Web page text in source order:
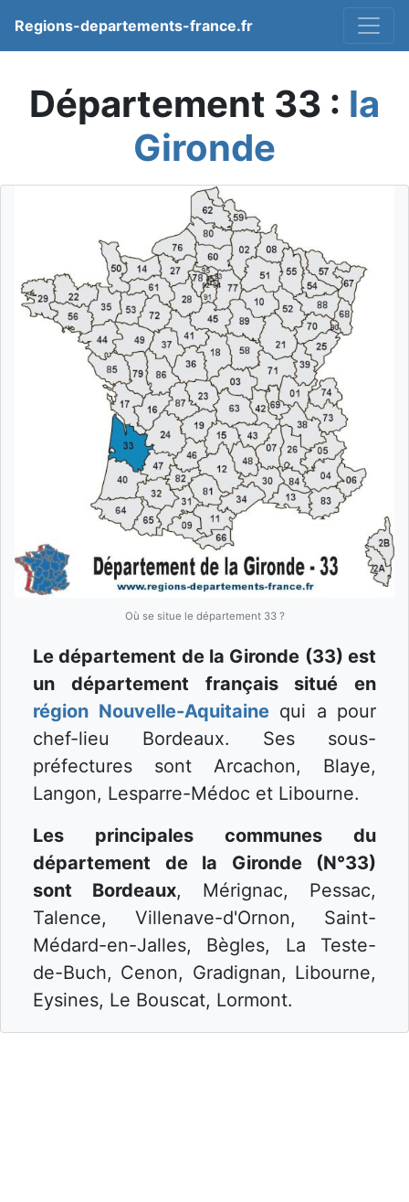
Regions-departements-france.fr
Département 33 : la
Gironde
Où se situe le département 33 ?
Le département de la Gironde (33) est
un département français situé en
région Nouvelle-Aquitainequi a pour
chef-lieu Bordeaux. Ses sous-
préfectures sont Arcachon, Blaye,
Langon, Lesparre-Médoc et Libourne.
Les principales communes du
département de la Gironde (N°33)
sont Bordeaux, Mérignac, Pessac,
Talence, Villenave-d'Ornon, Saint-
Médard-en-Jalles, Bègles, La Teste-
de-Buch, Cenon, Gradignan, Libourne,
Eysines, Le Bouscat, Lormont.